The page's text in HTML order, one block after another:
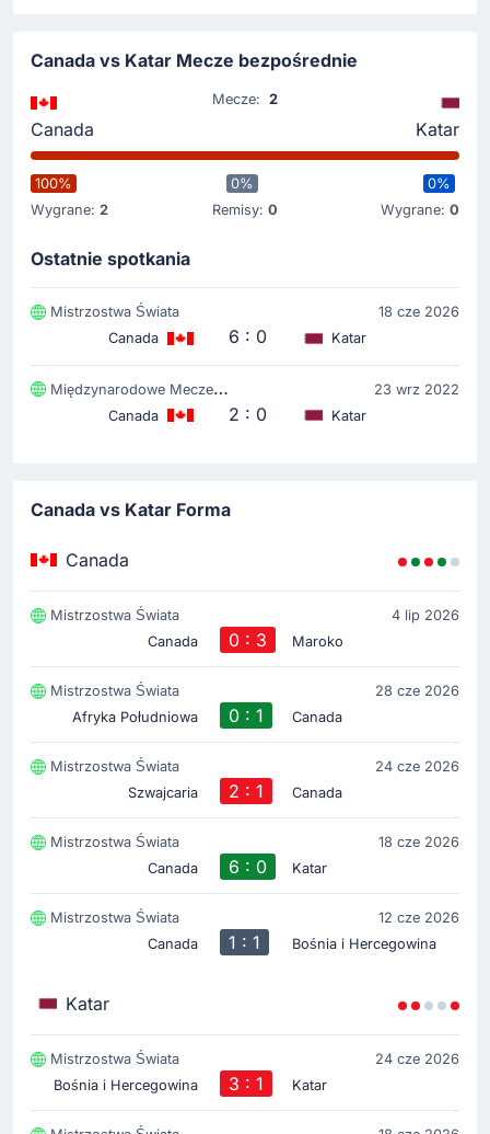
Zmiana zawodnika
Yousuf Abdul Razzaq
Sultan Al Brake zmienia Yousuf Abdul Razzaq na BC
33'
Homam Ahmad
Czerwona kartka dla drużyny Katar. Sędzia Cristian
Garay wyrzuca z boiska zawodnika tego zespołu. Na
stadionie mamy coraz więcej emocji a Homam Ahmad
Cyle Larin
Prowadzenie dla Kanada po golu Cyle Larin.
Żółta kartka
Arbiter spotkania Cristian Garay pokazuje żółty kartonik
zawodnikowi drużyny Kanada.
Rozpoczecie spotkania
Canada vs Katar Mecze bezpośrednie
Canada
Mecze: 2
Katar
100%
Wygrane: 2
0%
Remisy: 0
0%
Wygrane: 0
Ostatnie spotkania
Mistrzostwa Świata
18 cze 2026
Canada
6 : 0 Katar
Międzynarodowe Mecze Towarzyskie
23 wrz 2022
Canada
2 : 0 Katar
Canada vs Katar Forma
Canada
Mistrzostwa Świata
4 lip 2026
Canada
0 : 3 Maroko
Mistrzostwa Świata
28 cze 2026
Afryka Południowa
0 : 1 Canada
Mistrzostwa Świata
24 cze 2026
Szwajcaria
2 : 1 Canada
Mistrzostwa Świata
18 cze 2026
Canada
6 : 0 Katar
Mistrzostwa Świata
12 cze 2026
Canada
1 : 1 Bośnia i Hercegowina
Katar
Mistrzostwa Świata
24 cze 2026
Bośnia i Hercegowina
3 : 1 Katar